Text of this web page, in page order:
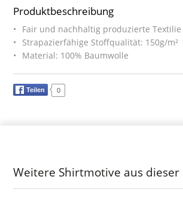
Produktbeschreibung
Fair und nachhaltig produzierte Textilie
Strapazierfähige Stoffqualität: 150g/m²
Material: 100% Baumwolle
Teilen 0
Weitere Shirtmotive aus dieser